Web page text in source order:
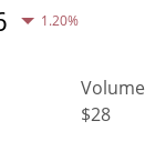
1.20%
Volume
$28